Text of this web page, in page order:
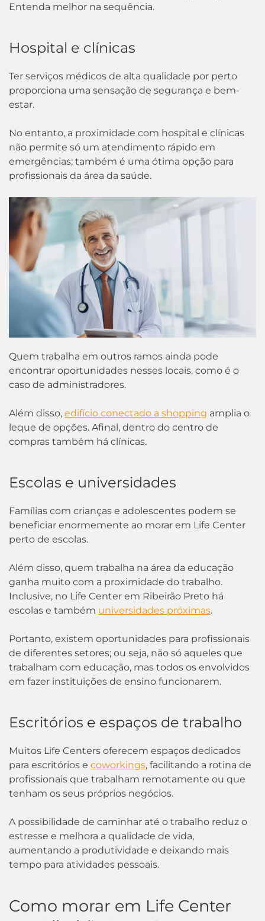
Entenda melhor na sequência.
Hospital e clínicas
Ter serviços médicos de alta qualidade por perto
proporciona uma sensação de segurança e bem-
estar.
No entanto, a proximidade com hospital e clínicas
não permite só um atendimento rápido em
emergências; também é uma ótima opção para
profissionais da área da saúde.
Quem trabalha em outros ramos ainda pode
encontrar oportunidades nesses locais, como é o
caso de administradores.
Além disso, edifício conectado a shopping amplia o
leque de opções. Afinal, dentro do centro de
compras também há clínicas.
Escolas e universidades
Famílias com crianças e adolescentes podem se
beneficiar enormemente ao morar em Life Center
perto de escolas.
Além disso, quem trabalha na área da educação
ganha muito com a proximidade do trabalho.
Inclusive, no Life Center em Ribeirão Preto há
escolas e também universidades próximas.
Portanto, existem oportunidades para profissionais
de diferentes setores; ou seja, não só aqueles que
trabalham com educação, mas todos os envolvidos
em fazer instituições de ensino funcionarem.
Escritórios e espaços de trabalho
Muitos Life Centers oferecem espaços dedicados
para escritórios e coworkings, facilitando a rotina de
profissionais que trabalham remotamente ou que
tenham os seus próprios negócios.
A possibilidade de caminhar até o trabalho reduz o
estresse e melhora a qualidade de vida,
aumentando a produtividade e deixando mais
tempo para atividades pessoais.
Como morar em Life Center